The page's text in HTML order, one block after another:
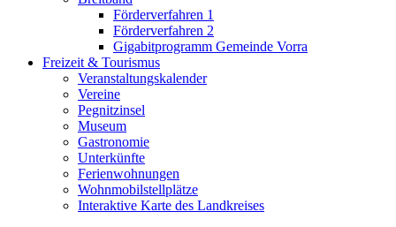
Förderverfahren 1
Förderverfahren 2
Gigabitprogramm Gemeinde Vorra
Freizeit & Tourismus
Veranstaltungskalender
Vereine
Pegnitzinsel
Museum
Gastronomie
Unterkünfte
Ferienwohnungen
Wohnmobilstellplätze
Interaktive Karte des Landkreises